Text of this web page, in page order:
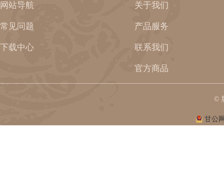
网站导航
常见问题
下载中心
关于我们
产品服务
联系我们
官方商品
©
甘公